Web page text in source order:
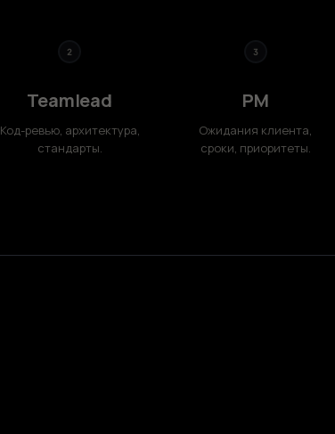
2
Teamlead
Код‑ревью, архитектура,
стандарты.
3
PM
Ожидания клиента,
сроки, приоритеты.